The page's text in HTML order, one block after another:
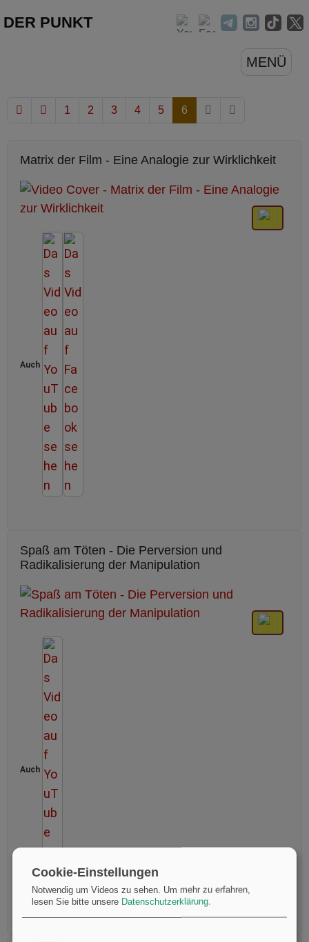
DER PUNKT
MENÜ
1 2 3 4 5 6
Matrix der Film - Eine Analogie zur Wirklichkeit
Auch
Spaß am Töten - Die Perversion und
Radikalisierung der Manipulation
Auch
Cookie-Einstellungen
Notwendig um Videos zu sehen. Um mehr zu erfahren,
lesen Sie bitte unsere Datenschutzerklärung.